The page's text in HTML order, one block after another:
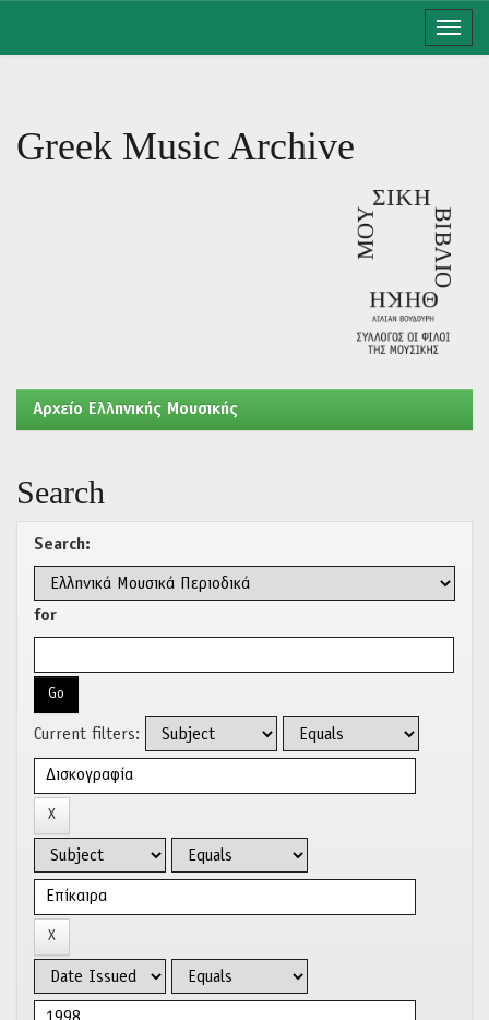
Greek Music Archive
Aρχείο Ελληνικής Μουσικής
Search
Search:
for
Current filters: